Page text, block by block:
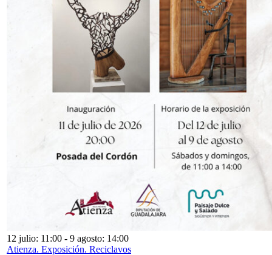
12 julio: 11:00 - 9 agosto: 14:00
Atienza. Exposición. Reciclavos